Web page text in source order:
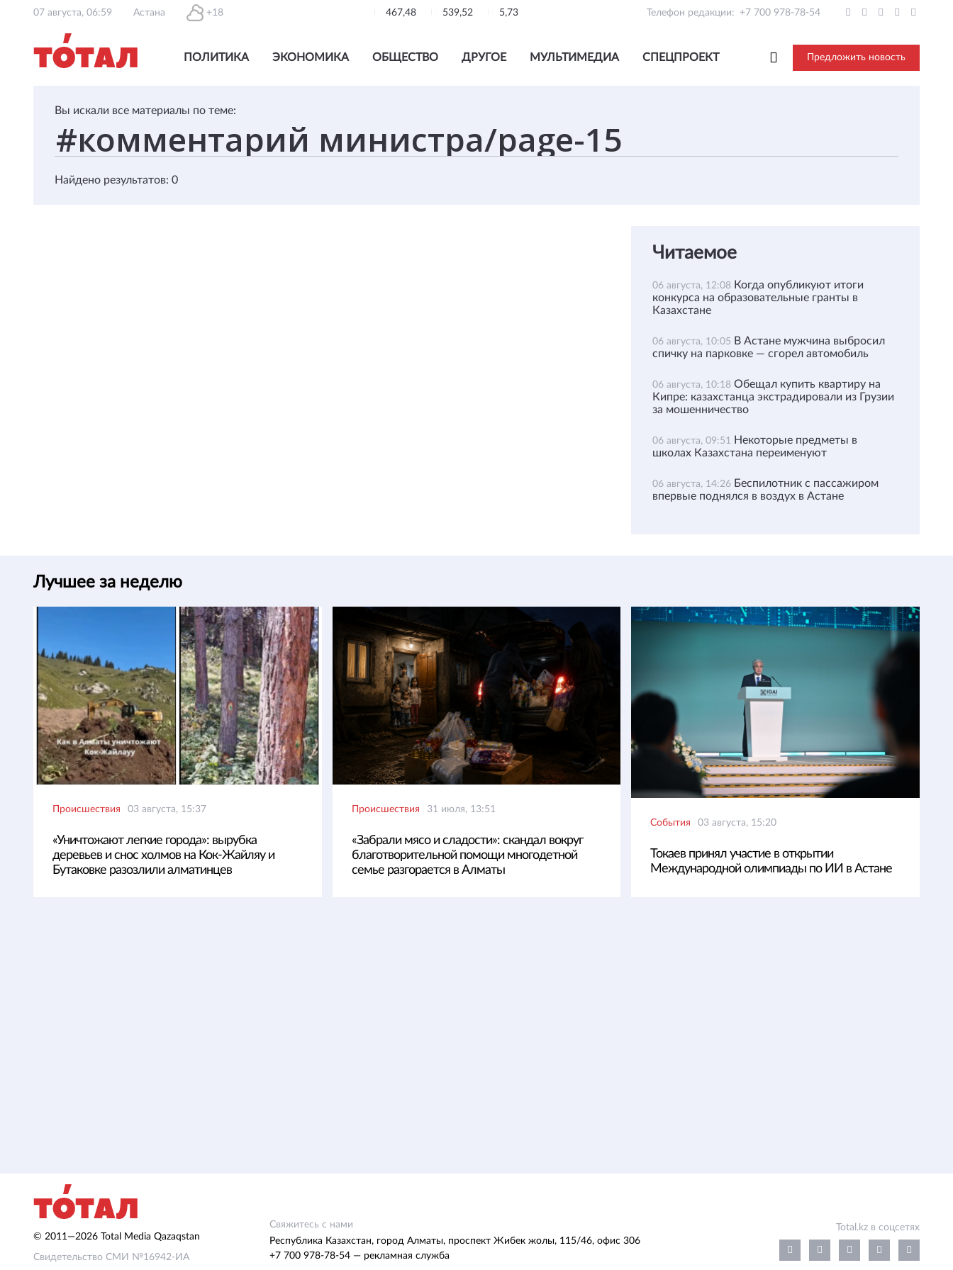
07 августа, 06:59 Астана +18 467,48 539,52 5,73 Телефон редакции: +7 700 978-78-54
ПОЛИТИКА ЭКОНОМИКА ОБЩЕСТВО ДРУГОЕ МУЛЬТИМЕДИА СПЕЦПРОЕКТ Предложить новость
Вы искали все материалы по теме:
Найдено результатов: 0
Читаемое
06 августа, 12:08 Когда опубликуют итоги
конкурса на образовательные гранты в
Казахстане
06 августа, 10:05 В Астане мужчина выбросил
спичку на парковке — сгорел автомобиль
06 августа, 10:18 Обещал купить квартиру на
Кипре: казахстанца экстрадировали из Грузии
за мошенничество
06 августа, 09:51 Некоторые предметы в
школах Казахстана переименуют
06 августа, 14:26 Беспилотник с пассажиром
впервые поднялся в воздух в Астане
Лучшее за неделю
Происшествия 03 августа, 15:37
«Уничтожают легкие города»: вырубка
деревьев и снос холмов на Кок-Жайляу и
Бутаковке разозлили алматинцев
Происшествия 31 июля, 13:51
«Забрали мясо и сладости»: скандал вокруг
благотворительной помощи многодетной
семье разгорается в Алматы
События 03 августа, 15:20
Токаев принял участие в открытии
Международной олимпиады по ИИ в Астане
© 2011—2026 Total Media Qazaqstan
Свидетельство СМИ №16942-ИА
Свяжитесь с нами
Республика Казахстан, город Алматы, проспект Жибек жолы, 115/46, офис 306
+7 700 978-78-54 — рекламная служба
Total.kz в соцсетях